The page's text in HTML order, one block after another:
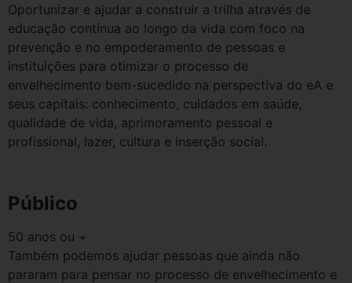
Oportunizar e ajudar a construir a trilha através de
educação contínua ao longo da vida com foco na
prevenção e no empoderamento de pessoas e
instituições para otimizar o processo de
envelhecimento bem-sucedido na perspectiva do eA e
seus capitais: conhecimento, cuidados em saúde,
qualidade de vida, aprimoramento pessoal e
profissional, lazer, cultura e inserção social.
Público
50 anos ou +
Também podemos ajudar pessoas que ainda não
pararam para pensar no processo de envelhecimento e